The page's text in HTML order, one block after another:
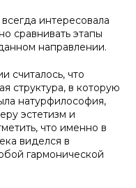
интересовала
сравнивать этапы
направлении.
считалось, что
структура, в которую
натурфилософия,
эстетизм и
что именно в
виделся в
гармонической